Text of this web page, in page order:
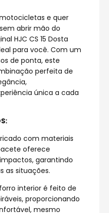
e quer
abrir mão do
HJC CS 15 Dosta
para você. Com um
de ponta, este
perfeita de
única a cada
com materiais
oferece
garantindo
as situações.
interior é feito de
proporcionando
mesmo